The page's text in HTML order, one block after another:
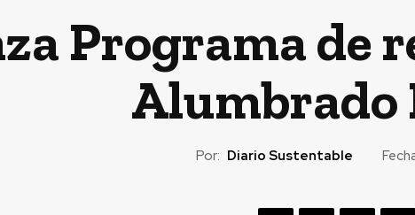
Programa de
Alumbrado
Por: Diario Sustentable